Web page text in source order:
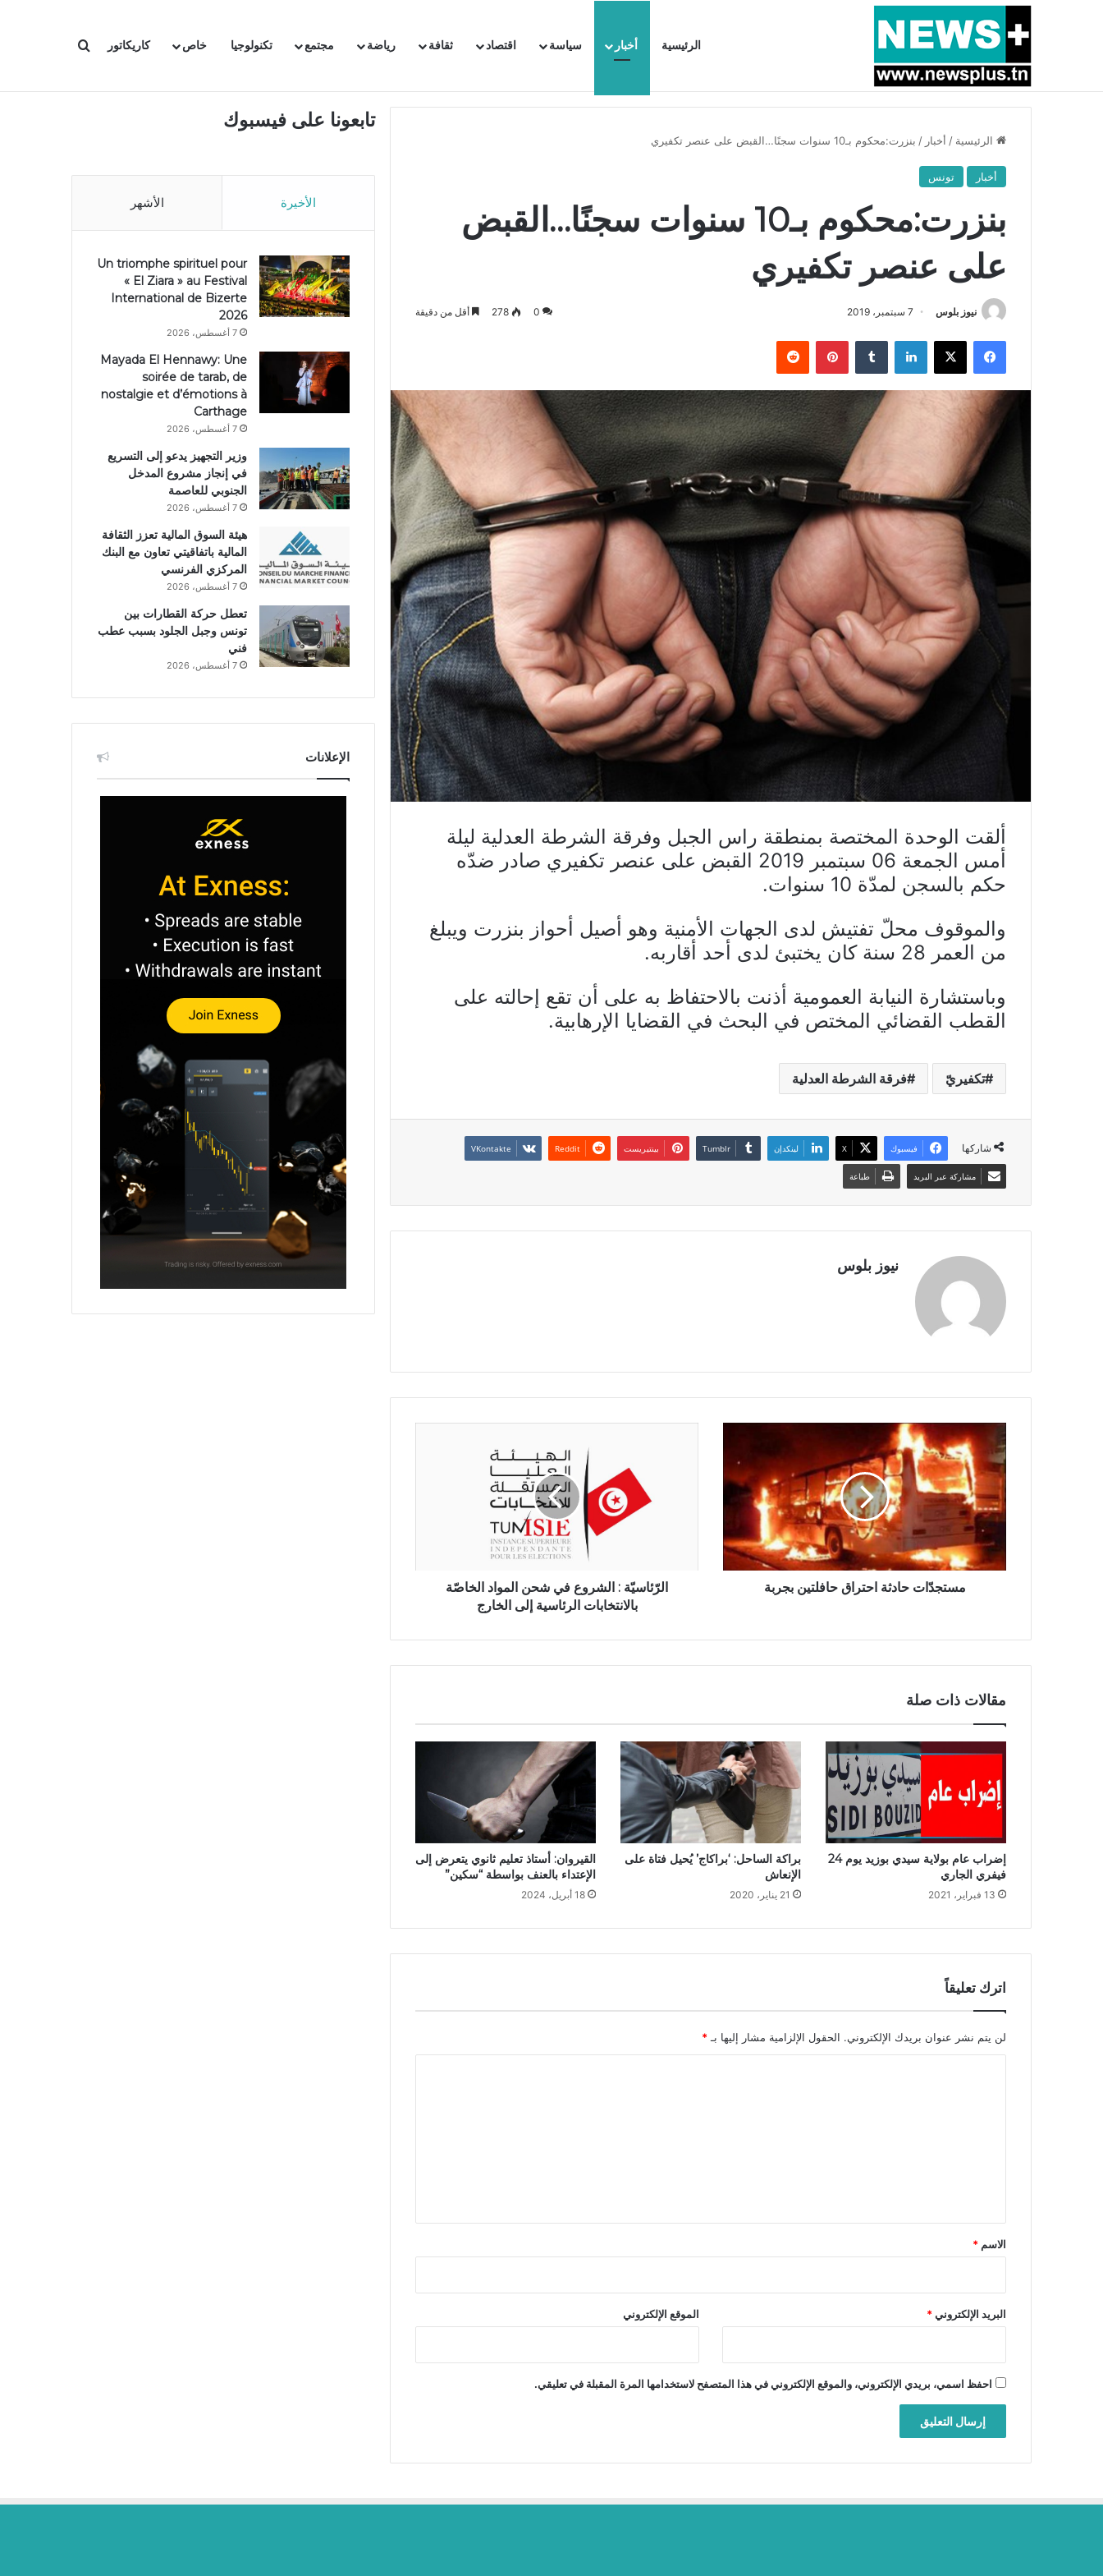
الرئيسية أخبار سياسة اقتصاد ثقافة رياضة مجتمع تكنولوجيا خاص كاريكاتور بحث عن
أخبار عاجلة بسبب المرزوقي وبتكليف من سعيّد: الخارجية تستدعي السفيرة الفرنسية بتونس وتبلغها احتجاجا شديد اللهجة !!
الرئيسية / أخبار / بنزرت:محكوم بـ10 سنوات سجنًا…القبض على عنصر تكفيري
أخبار تونس
بنزرت:محكوم بـ10 سنوات سجنًا…القبض
على عنصر تكفيري
نيوز بلوس 7 سبتمبر، 2019 0
278 أقل من دقيقة
فيسبوك X لينكدإن بينتيريست
ألقت الوحدة المختصة بمنطقة راس الجبل وفرقة الشرطة العدلية ليلة
أمس الجمعة 06 سبتمبر 2019 القبض على عنصر تكفيري صادر ضدّه
حكم بالسجن لمدّة 10 سنوات.
والموقوف محلّ تفتيش لدى الجهات الأمنية وهو أصيل أحواز بنزرت ويبلغ
من العمر 28 سنة كان يختبئ لدى أحد أقاربه.
وباستشارة النيابة العمومية أذنت بالاحتفاظ به على أن تقع إحالته على
القطب القضائي المختص في البحث في القضايا الإرهابية.
تكفيريّ فرقة الشرطة العدلية
شاركها فيسبوك X لينكدإن بينتيريست
مشاركة عبر البريد طباعة
نيوز بلوس
مستجدّات حادثة احتراق حافلتين بجربة
الرّئاسيّة : الشروع في شحن المواد الخاصّة
بالانتخابات الرئاسية إلى الخارج
مقالات ذات صلة
إضراب عام بولاية سيدي بوزيد يوم 24
فيفري الجاري
13 فبراير، 2021
براكة الساحل: ‘براكاج’ يُحيل فتاة على
الإنعاش
21 يناير، 2020
القيروان: أستاذ تعليم ثانوي يتعرض إلى
الإعتداء بالعنف بواسطة “سكين”
18 أبريل، 2024
اترك تعليقاً
لن يتم نشر عنوان بريدك الإلكتروني. الحقول الإلزامية مشار إليها بـ*
*
الاسم *
البريد الإلكتروني* الموقع الإلكتروني
احفظ اسمي، بريدي الإلكتروني، والموقع الإلكتروني في هذا المتصفح لاستخدامها المرة المقبلة في تعليقي.
تابعونا على فيسبوك
الأخيرة الأشهر
Un triomphe spirituel pour
« El Ziara » au Festival
International de Bizerte
2026
7 أغسطس، 2026
Mayada El Hennawy: Une
soirée de tarab, de
nostalgie et d’émotions à
Carthage
7 أغسطس، 2026
وزير التجهيز يدعو إلى التسريع
في إنجاز مشروع المدخل
الجنوبي للعاصمة
7 أغسطس، 2026
هيئة السوق المالية تعزز الثقافة
المالية باتفاقيتي تعاون مع البنك
المركزي الفرنسي
7 أغسطس، 2026
تعطل حركة القطارات بين
تونس وجبل الجلود بسبب عطب
فني
7 أغسطس، 2026
الإعلانات